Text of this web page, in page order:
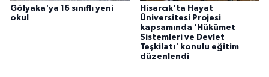
Gölyaka'ya 16 sınıflı yeni
okul
Hisarcık'ta Hayat
Üniversitesi Projesi
kapsamında 'Hükümet
Sistemleri ve Devlet
Teşkilatı' konulu eğitim
düzenlendi